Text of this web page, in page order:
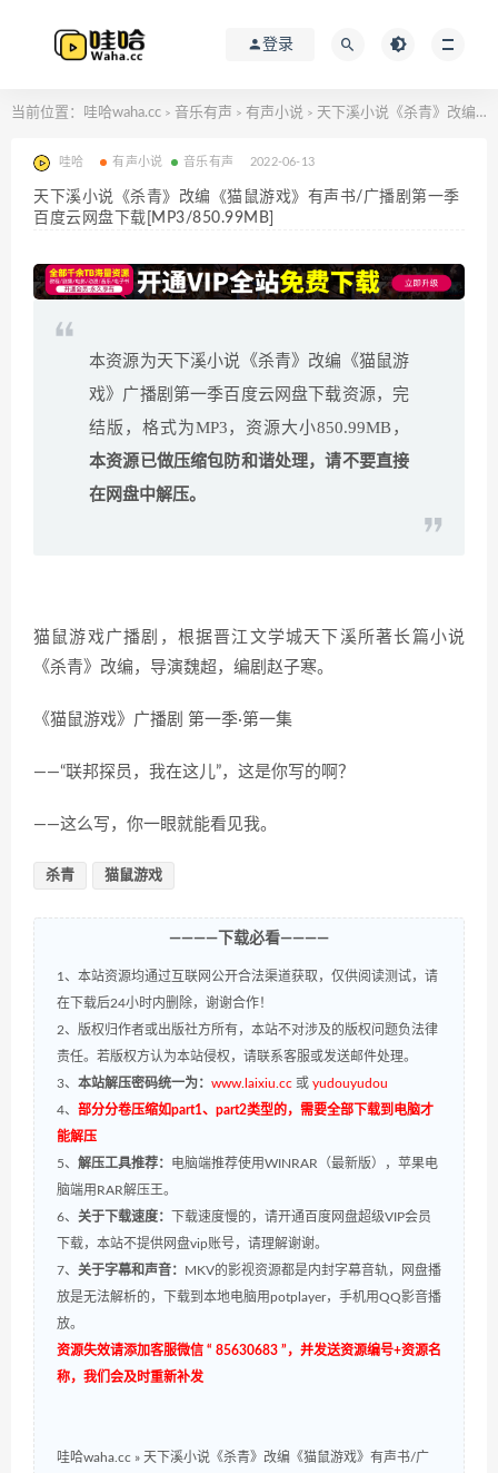
登录
当前位置： 哇哈waha.cc > 音乐有声 > 有声小说 > 天下溪小说《杀青》改编《猫鼠游戏》有声书/广播剧第一季百度云网盘下载[MP3/850.99MB]
哇哈 有声小说 音乐有声 2022-06-13
天下溪小说《杀青》改编《猫鼠游戏》有声书/广播剧第一季
百度云网盘下载[MP3/850.99MB]
本资源为天下溪小说《杀青》改编《猫鼠游
戏》广播剧第一季百度云网盘下载资源，完
结版，格式为MP3，资源大小850.99MB，
本资源已做压缩包防和谐处理，请不要直接
在网盘中解压。
猫鼠游戏广播剧，根据晋江文学城天下溪所著长篇小说
《杀青》改编，导演魏超，编剧赵子寒。
《猫鼠游戏》广播剧 第一季·第一集
——“联邦探员，我在这儿”，这是你写的啊？
——这么写，你一眼就能看见我。
杀青 猫鼠游戏
————下载必看————
1、本站资源均通过互联网公开合法渠道获取，仅供阅读测试，请
在下载后24小时内删除，谢谢合作！
2、版权归作者或出版社方所有，本站不对涉及的版权问题负法律
责任。若版权方认为本站侵权，请联系客服或发送邮件处理。
3、 本站解压密码统一为： www.laixiu.cc 或 yudouyudou
4、 部分分卷压缩如part1、part2类型的，需要全部下载到电脑才
能解压
5、 解压工具推荐： 电脑端推荐使用WINRAR（最新版），苹果电
脑端用RAR解压王。
6、 关于下载速度：
下载速度慢的，请开通百度网盘超级VIP会员
下载，本站不提供网盘vip账号，请理解谢谢。
7、 关于字幕和声音：
MKV的影视资源都是内封字幕音轨，网盘播
放是无法解析的，下载到本地电脑用potplayer，手机用QQ影音播
放。
资源失效请添加客服微信 “ 85630683 ”，并发送资源编号+资源名
称，我们会及时重新补发
哇哈waha.cc » 天下溪小说《杀青》改编《猫鼠游戏》有声书/广